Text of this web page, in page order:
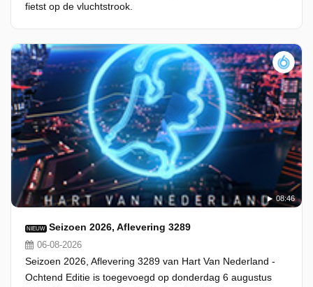
fietst op de vluchtstrook.
08:46
NIEUW Seizoen 2026, Aflevering 3289
06-08-2026
Seizoen 2026, Aflevering 3289 van Hart Van Nederland -
Ochtend Editie is toegevoegd op donderdag 6 augustus